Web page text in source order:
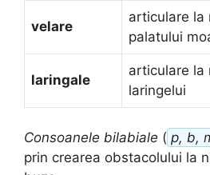
velare
articulare la
palatului
laringale
articulare la
laringelui
Consoanele bilabiale ( p, b,
prin crearea obstacolului la